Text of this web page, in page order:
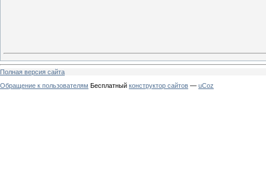
Полная версия сайта
Обращение к пользователям Бесплатный конструктор сайтов — uCoz